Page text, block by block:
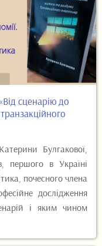
сценарію до
Булгакової,
першого в Україні
почесного члена
дослідження
і яким чином